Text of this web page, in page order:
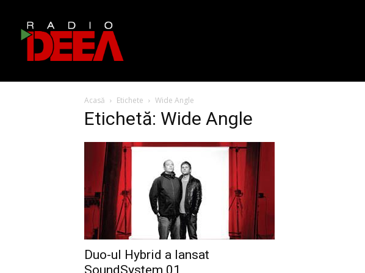
Acasă Etichete Wide Angle
Etichetă: Wide Angle
Duo-ul Hybrid a lansat